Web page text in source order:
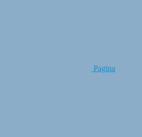
Pagina